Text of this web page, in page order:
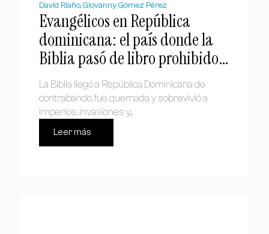
David Riaño, Giovanny Gómez Pérez
Evangélicos en República
dominicana: el país donde la
Biblia pasó de libro prohibido a
símbolo nacional
La Biblia llegó a República Dominicana de
contrabando, fue quemada y sobrevivió a
imperios, invasiones y...
Leer más